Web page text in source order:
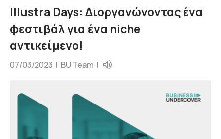
Illustra Days: Διοργανώνοντας ένα
φεστιβάλ για ένα niche
αντικείμενο!
07/03/2023 | BU Team |